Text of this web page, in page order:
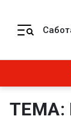
ТЕМА: